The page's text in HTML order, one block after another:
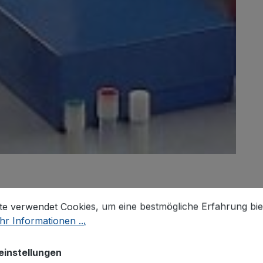
Bewertungen
"Lagerungsbox
Cookies, um eine bestmögliche Erfahrung
verwendet Cookies, um eine bestmögliche Erfahrung
Informationen ...